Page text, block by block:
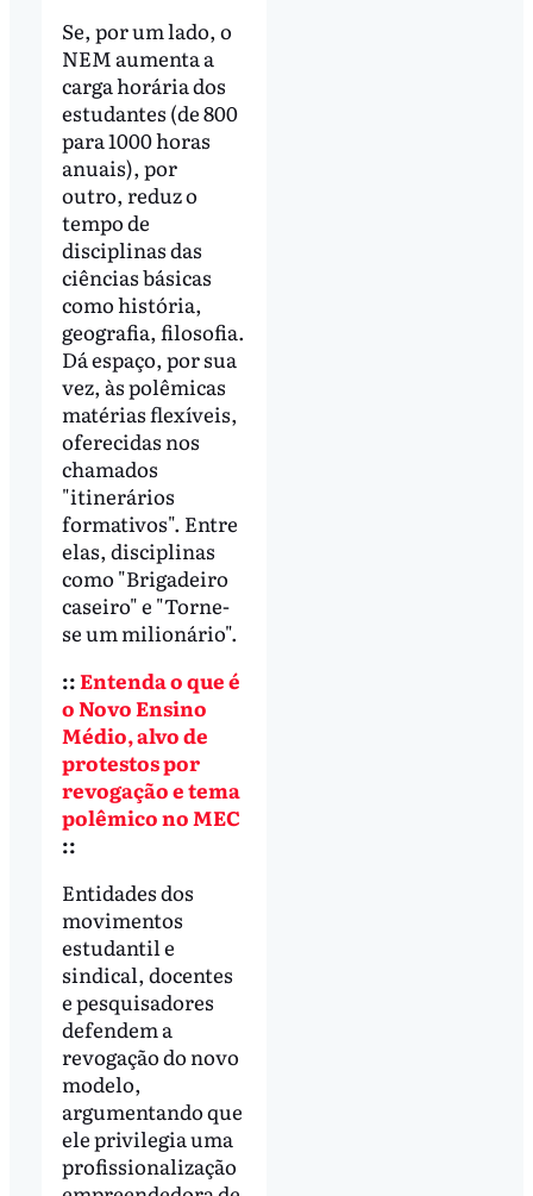
Se, por um lado, o
NEM aumenta a
carga horária dos
estudantes (de 800
para 1000 horas
anuais), por
outro, reduz o
tempo de
disciplinas das
ciências básicas
como história,
geografia, filosofia.
Dá espaço, por sua
vez, às polêmicas
matérias flexíveis,
oferecidas nos
chamados
"itinerários
formativos". Entre
elas, disciplinas
como "Brigadeiro
caseiro" e "Torne-
se um milionário".
::Entenda o que é
o Novo Ensino
Médio, alvo de
protestos por
revogação e tema
polêmico no MEC
::
Entidades dos
movimentos
estudantil e
sindical, docentes
e pesquisadores
defendem a
revogação do novo
modelo,
argumentando que
ele privilegia uma
profissionalização